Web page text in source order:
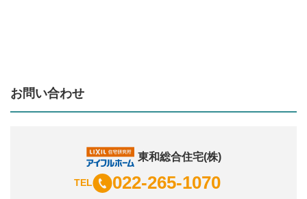
お問い合わせ
東和総合住宅(株)
TEL 022-265-1070